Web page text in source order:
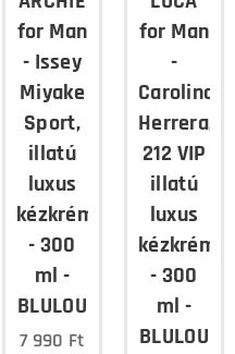
for Man
- Issey
Miyake
Sport,
illatú
luxus
kézkrém
- 300
ml -
BLULOU
7 990 Ft
for Man
-
Carolina
Herrera,
212 VIP
illatú
luxus
kézkrém
- 300
ml -
BLULOU